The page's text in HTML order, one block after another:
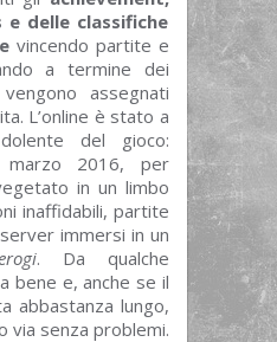
delle classifiche
vincendo partite e
a termine dei
assegnati
L’online è stato a
del gioco:
marzo 2016, per
in un limbo
inaffidabili, partite
immersi in un
. Da qualche
bene e, anche se il
abbastanza lungo,
via senza problemi.